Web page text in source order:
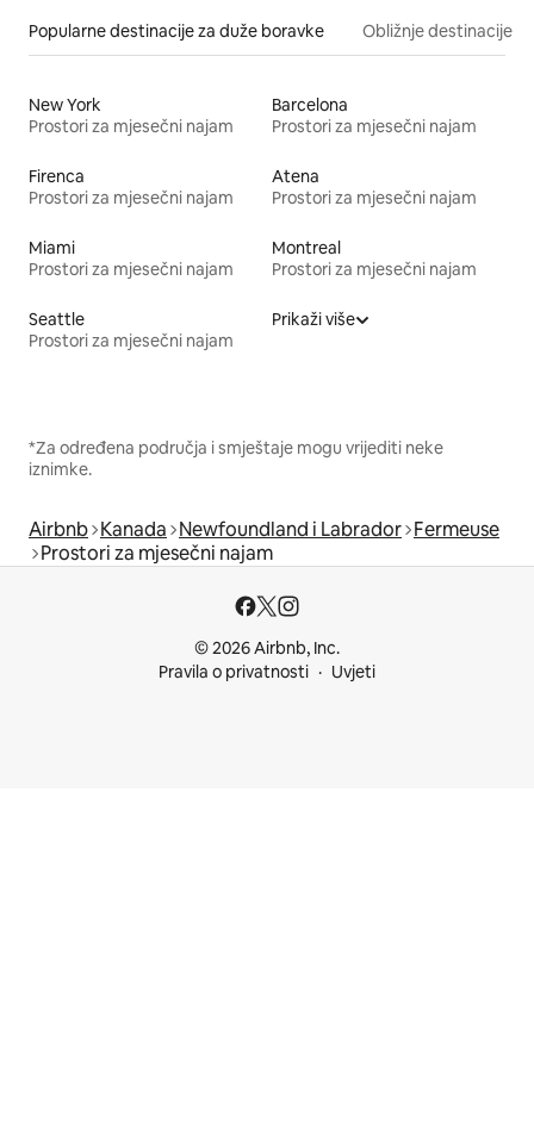
Popularne destinacije za duže boravke Obližnje destinacije
New York
Prostori za mjesečni najam
Barcelona
Prostori za mjesečni najam
Firenca
Prostori za mjesečni najam
Atena
Prostori za mjesečni najam
Miami
Prostori za mjesečni najam
Montreal
Prostori za mjesečni najam
Seattle
Prostori za mjesečni najam
Prikaži više
*Za određena područja i smještaje mogu vrijediti neke
iznimke.
Airbnb Kanada Newfoundland i Labrador Fermeuse
Prostori za mjesečni najam
© 2026 Airbnb, Inc.
Pravila o privatnosti
Uvjeti